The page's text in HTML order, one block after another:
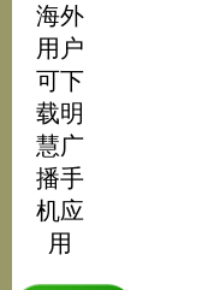
海外
用户
可下
载明
慧广
播手
机应
用